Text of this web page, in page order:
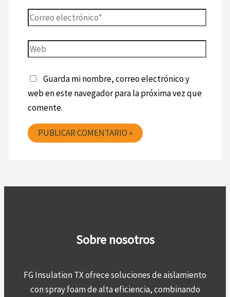
Guarda mi nombre, correo electrónico y
web en este navegador para la próxima vez que
comente.
Sobre nosotros
FG Insulation TX ofrece soluciones de aislamiento
con spray foam de alta eficiencia, combinando